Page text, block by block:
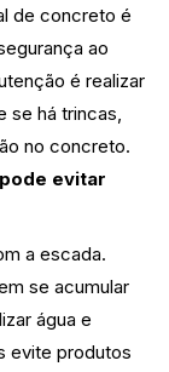
de concreto é
ao
é realizar
se há trincas,
no concreto.
evitar
a escada.
se acumular
água e
evite produtos